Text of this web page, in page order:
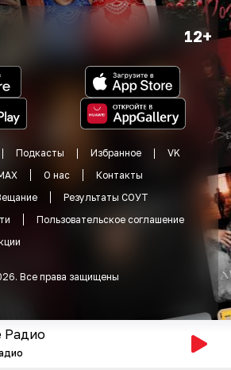
12+
Подкасты Избранное
VK
О нас
Контакты
Результаты СОУТ
Пользовательское соглашение
. Все права защищены
Радио